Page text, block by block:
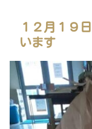
１２月１９
います